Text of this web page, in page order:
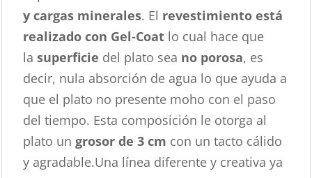
y cargas minerales. El revestimiento está
realizado con Gel-Coat lo cual hace que
lasuperficie del plato sea no porosa, es
decir, nula absorción de agua lo que ayuda a
que el plato no presente moho con el paso
del tiempo. Esta composición le otorga al
plato un grosor de 3 cm con un tacto cálido
y agradable.Una línea diferente y creativa ya